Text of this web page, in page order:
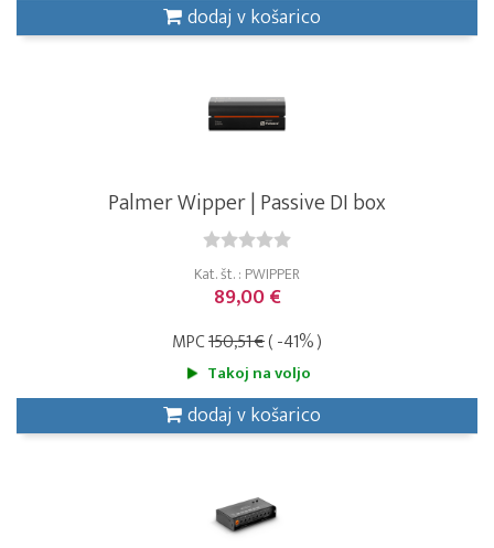
dodaj v košarico
Palmer Wipper | Passive DI box
Kat. št. : PWIPPER
89,00 €
MPC150,51 €( -41% )
Takoj na voljo
dodaj v košarico